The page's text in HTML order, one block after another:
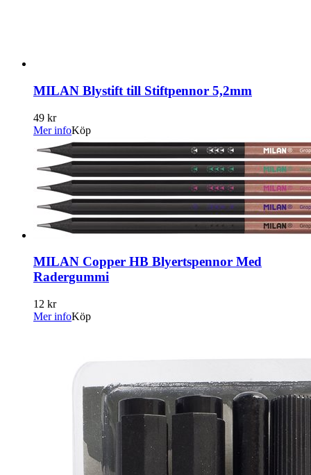
MILAN Blystift till Stiftpennor 5,2mm
49 kr
Mer infoKöp
MILAN Copper HB Blyertspennor Med
Radergummi
12 kr
Mer infoKöp